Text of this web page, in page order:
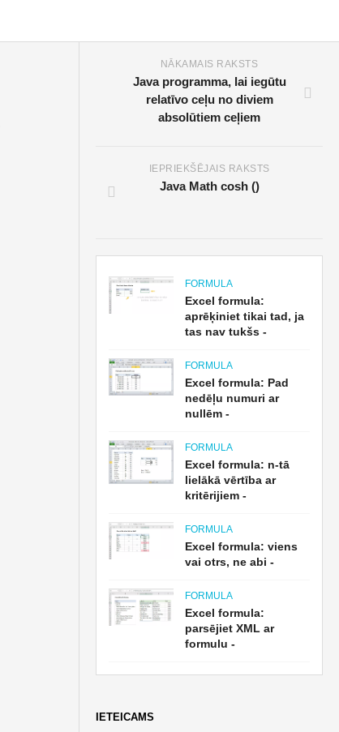
NĀKAMAIS RAKSTS
Java programma, lai iegūtu
relatīvo ceļu no diviem
absolūtiem ceļiem
IEPRIEKŠĒJAIS RAKSTS
Java Math cosh ()
FORMULA
Excel formula:
aprēķiniet tikai tad, ja
tas nav tukšs -
FORMULA
Excel formula: Pad
nedēļu numuri ar
nullēm -
FORMULA
Excel formula: n-tā
lielākā vērtība ar
kritērijiem -
FORMULA
Excel formula: viens
vai otrs, ne abi -
FORMULA
Excel formula:
parsējiet XML ar
formulu -
IETEICAMS